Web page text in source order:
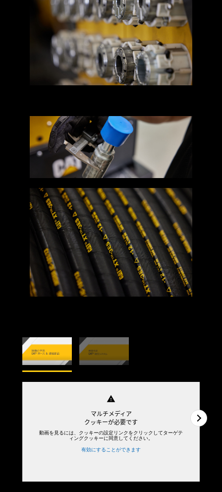
warning
マルチメディア
クッキーが必要です
動画を見るには、クッキーの設定リンクをクリックしてターゲテ
ィングクッキーに同意してください。
有効にすることができます